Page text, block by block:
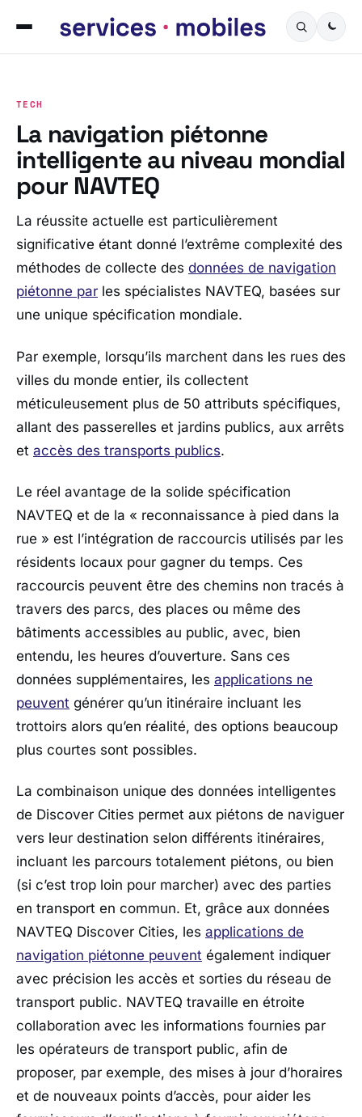
TECH
La navigation piétonne
intelligente au niveau mondial
pour NAVTEQ
La réussite actuelle est particulièrement
significative étant donné l’extrême complexité des
méthodes de collecte des données de navigation
piétonne par les spécialistes NAVTEQ, basées sur
une unique spécification mondiale.
Par exemple, lorsqu’ils marchent dans les rues des
villes du monde entier, ils collectent
méticuleusement plus de 50 attributs spécifiques,
allant des passerelles et jardins publics, aux arrêts
et accès des transports publics.
Le réel avantage de la solide spécification
NAVTEQ et de la « reconnaissance à pied dans la
rue » est l’intégration de raccourcis utilisés par les
résidents locaux pour gagner du temps. Ces
raccourcis peuvent être des chemins non tracés à
travers des parcs, des places ou même des
bâtiments accessibles au public, avec, bien
entendu, les heures d’ouverture. Sans ces
données supplémentaires, les applications ne
peuvent générer qu’un itinéraire incluant les
trottoirs alors qu’en réalité, des options beaucoup
plus courtes sont possibles.
La combinaison unique des données intelligentes
de Discover Cities permet aux piétons de naviguer
vers leur destination selon différents itinéraires,
incluant les parcours totalement piétons, ou bien
(si c’est trop loin pour marcher) avec des parties
en transport en commun. Et, grâce aux données
NAVTEQ Discover Cities, les applications de
navigation piétonne peuvent également indiquer
avec précision les accès et sorties du réseau de
transport public. NAVTEQ travaille en étroite
collaboration avec les informations fournies par
les opérateurs de transport public, afin de
proposer, par exemple, des mises à jour d’horaires
et de nouveaux points d’accès, pour aider les